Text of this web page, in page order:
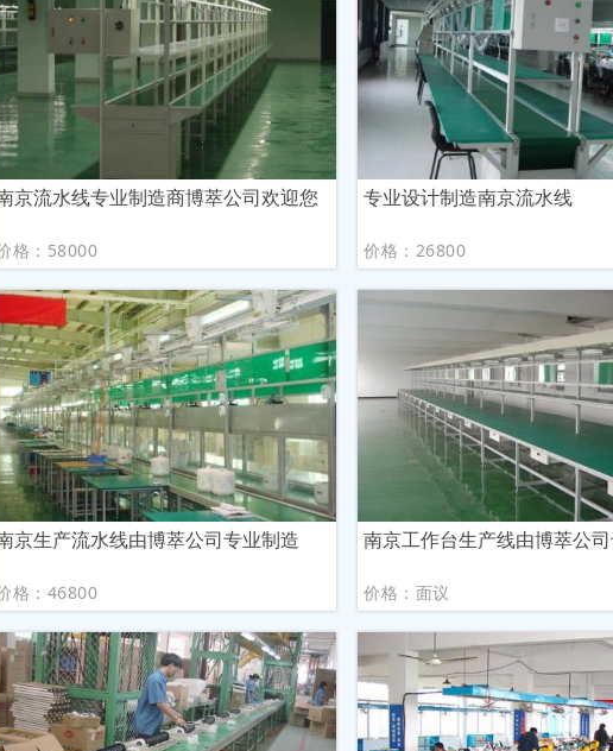
京流水线专业制造商博萃公司欢迎您
格：58000
专业设计制造南京流水线
价格：26800
京生产流水线由博萃公司专业制造
格：46800
南京工作台生产线由博萃公
价格：面议